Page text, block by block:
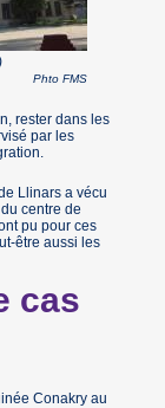
Phto FMS
rester dans les
par les
Llinars a vécu
centre de
pu pour ces
être aussi les
cas
Conakry au